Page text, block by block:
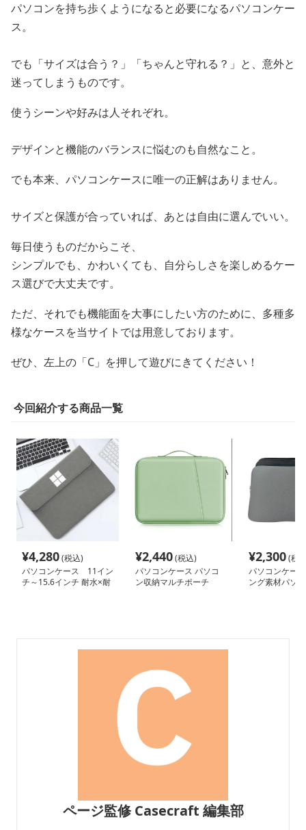
パソコンを持ち歩くようになると必要になるパソコンケー
ス。
でも「サイズは合う？」「ちゃんと守れる？」と、意外と
迷ってしまうものです。
使うシーンや好みは人それぞれ。
デザインと機能のバランスに悩むのも自然なこと。
でも本来、パソコンケースに唯一の正解はありません。
サイズと保護が合っていれば、あとは自由に選んでいい。
毎日使うものだからこそ、
シンプルでも、かわいくても、自分らしさを楽しめるケー
ス選びで大丈夫です。
ただ、それでも機能面を大事にしたい方のために、多種多
様なケースを当サイトでは用意しております。
ぜひ、左上の「C」を押して遊びにきてください！
今回紹介する商品一覧
¥4,280(税込)
パソコンケース 11イン
チ～15.6インチ 耐水×耐
¥2,440(税込)
パソコンケース パソコ
ン収納マルチポーチ
¥2,300(税
パソコンケー
ング素材パソ
ページ監修 Casecraft 編集部